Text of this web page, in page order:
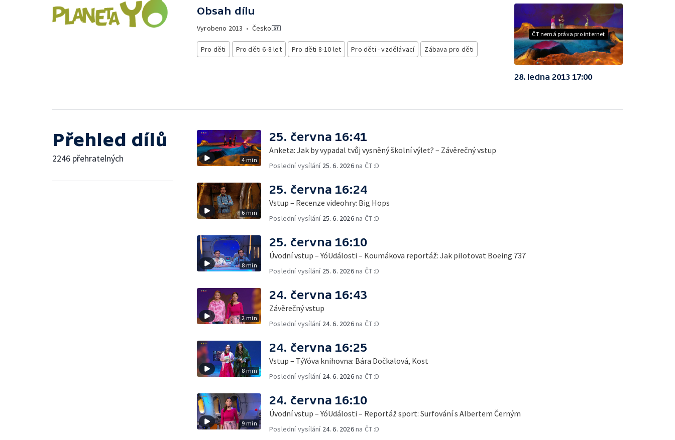
Obsah dílu
Vyrobeno 2013 • Česko
Pro děti Pro děti 6-8 let Pro děti 8-10 let Pro děti - vzdělávací Zábava pro děti
ČT nemá práva pro internet
28. ledna 2013 17:00
Přehled dílů
2246 přehratelných 4 min
25. června 16:41
Anketa: Jak by vypadal tvůj vysněný školní výlet? – Závěrečný vstup
Poslední vysílání 25. 6. 2026na ČT :D
6 min
25. června 16:24
Vstup – Recenze videohry: Big Hops
Poslední vysílání 25. 6. 2026na ČT :D
8 min
25. června 16:10
Úvodní vstup – YóUdálosti – Koumákova reportáž: Jak pilotovat Boeing 737
Poslední vysílání 25. 6. 2026na ČT :D
2 min
24. června 16:43
Závěrečný vstup
Poslední vysílání 24. 6. 2026na ČT :D
8 min
24. června 16:25
Vstup – TýYóva knihovna: Bára Dočkalová, Kost
Poslední vysílání 24. 6. 2026na ČT :D
9 min
24. června 16:10
Úvodní vstup – YóUdálosti – Reportáž sport: Surfování s Albertem Černým
Poslední vysílání 24. 6. 2026na ČT :D